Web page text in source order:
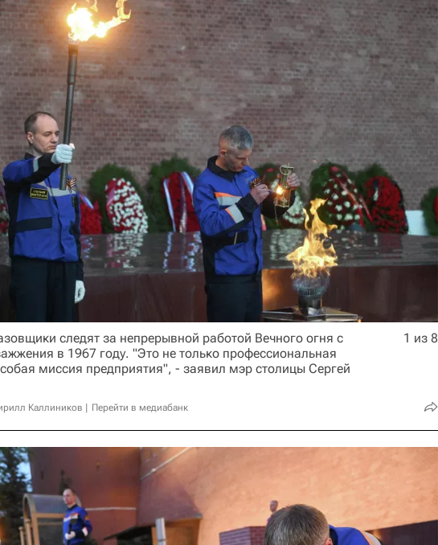
следят за непрерывной работой Вечного огня с
в 1967 году. "Это не только профессиональная
миссия предприятия", - заявил мэр столицы Сергей
Каллиников Перейти в медиабанк
1 из 8